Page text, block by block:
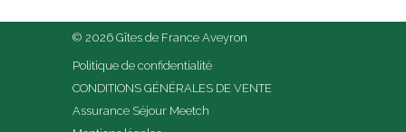
© 2026 Gîtes de France Aveyron
Politique de confidentialité
CONDITIONS GÉNÉRALES DE VENTE
Assurance Séjour Meetch